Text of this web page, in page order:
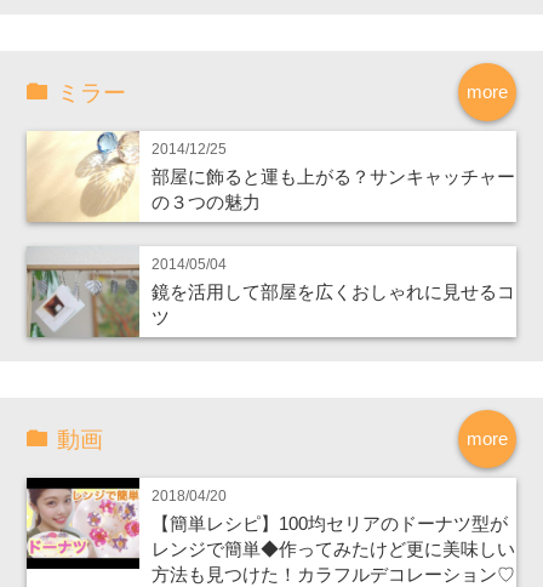
more
ミラー
2014/12/25
部屋に飾ると運も上がる？サンキャッチャー
の３つの魅力
2014/05/04
鏡を活用して部屋を広くおしゃれに見せるコ
ツ
more
動画
2018/04/20
【簡単レシピ】100均セリアのドーナツ型が
レンジで簡単◆作ってみたけど更に美味しい
方法も見つけた！カラフルデコレーション♡